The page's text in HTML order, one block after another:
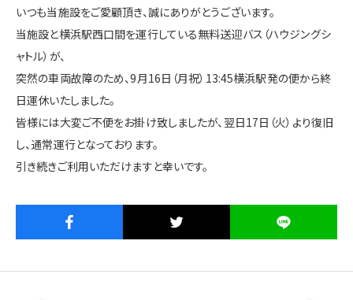
いつも当施設をご愛顧頂き、誠にありがとうございます。
当施設と横浜駅西口間を運行している無料送迎バス（ハウジングシ
ャトル）が、
突然の車両故障のため、9月16日（月祝）13:45横浜駅発の便から終
日運休いたしました。
皆様には大変ご不便をお掛け致しましたが、翌日17日（火）より復旧
し、通常運行となっております。
引き続きご利用いただけますと幸いです。
施設・サービス
アクセス
住まいと暮らしのコラム